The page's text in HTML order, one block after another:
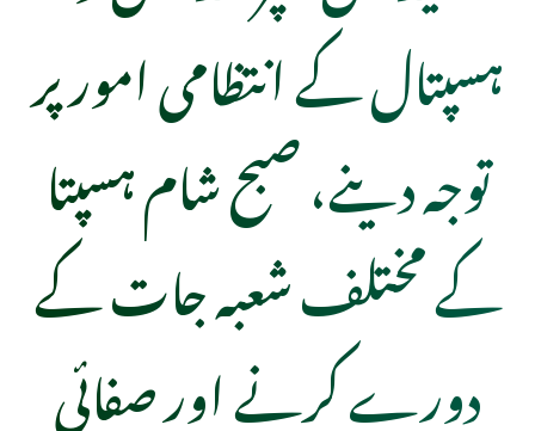
ہسپتال کے انتظامی امور پر
توجہ دینے، صبح شام ہسپتا
کے مختلف شعبہ جات کے
دورے کرنے اور صفائی